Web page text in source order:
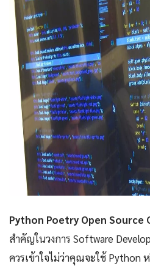
Python Poetry Open
สำคัญในวงการ Software
ควรเข้าใจไม่ว่าคุณจะใช้ Python